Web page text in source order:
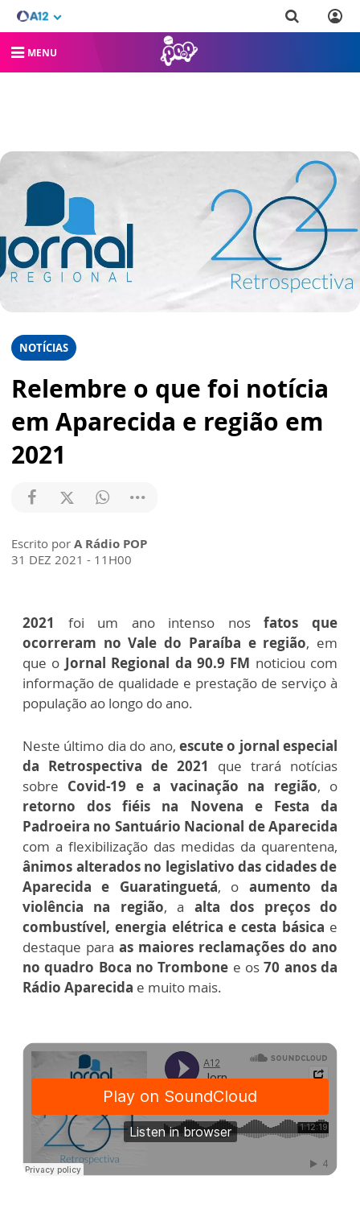
MENU
NOTÍCIAS
Relembre o que foi notícia
em Aparecida e região em
2021
Escrito por A Rádio POP
31 DEZ 2021 - 11H00
2021 foi um ano intenso nosfatos que
ocorreram no Vale do Paraíba e região, em
que o Jornal Regional da 90.9 FM noticiou com
informação de qualidade e prestação de serviço à
população ao longo do ano.
Neste último dia do ano, escute o jornal especial
da Retrospectiva de 2021 que trará notícias
sobre Covid-19 e a vacinação na região, o
retorno dos fiéis na Novena e Festa da
Padroeira no Santuário Nacional de Aparecida
com a flexibilização das medidas da quarentena,
ânimos alterados no legislativo das cidades de
Aparecida e Guaratinguetá, o aumento da
violência na região, a alta dos preços do
combustível, energia elétrica e cesta básica e
destaque para as maiores reclamações do ano
no quadro Boca no Trombone e os70 anos da
Rádio Aparecida e muito mais.